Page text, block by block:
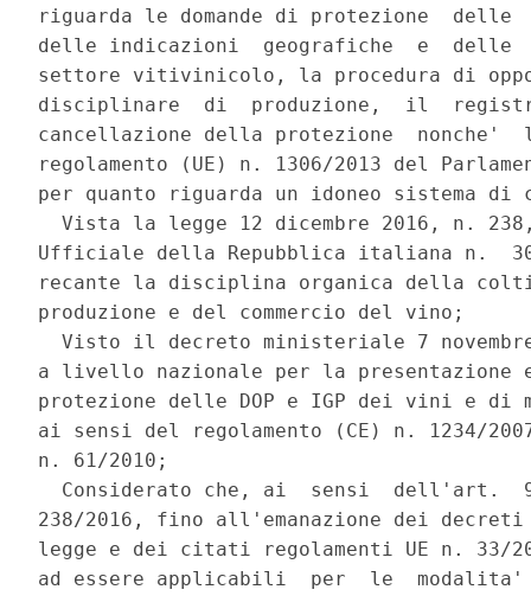
riguarda le domande di protezione
delle indicazioni  geografiche  e  delle
settore vitivinicolo, la procedura di
disciplinare  di  produzione,  il
cancellazione della protezione
regolamento (UE) n. 1306/2013 del
per quanto riguarda un idoneo sistema
Vista la legge 12 dicembre 2016, n.
Ufficiale della Repubblica italiana n.
recante la disciplina organica della
produzione e del commercio del vino;
Visto il decreto ministeriale 7
a livello nazionale per la presentazione
protezione delle DOP e IGP dei vini e
ai sensi del regolamento (CE) n. 1234/
n. 61/2010;
Considerato che, ai  sensi  dell'art.
238/2016, fino all'emanazione dei
legge e dei citati regolamenti UE n. 33/
ad essere applicabili  per  le